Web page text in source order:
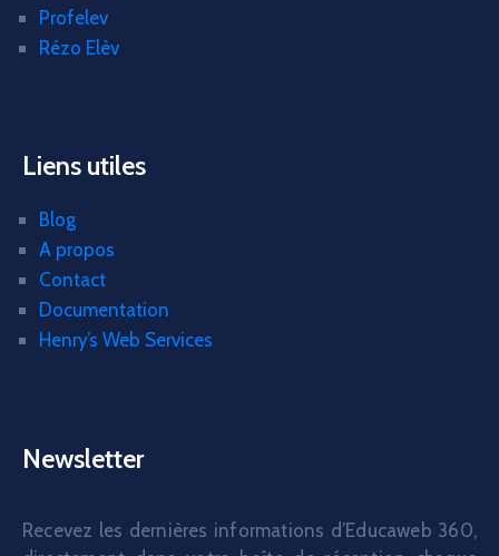
Profelev
Rézo Elèv
Liens utiles
Blog
A propos
Contact
Documentation
Henry’s Web Services
Newsletter
Recevez les dernières informations d’Educaweb 360,